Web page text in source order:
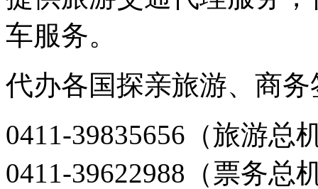
车服务。
代办各国探亲旅游、商务
0411-39835656（旅游总
0411-39622988（票务总